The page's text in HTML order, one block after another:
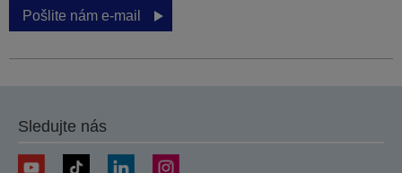
Pošlite nám e-mail
Sledujte nás